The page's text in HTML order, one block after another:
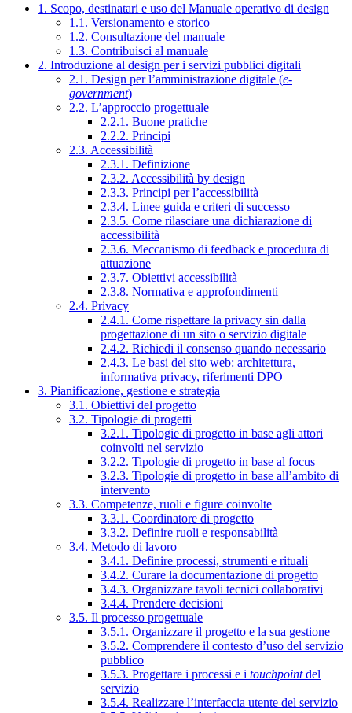
1. Scopo, destinatari e uso del Manuale operativo di design
1.1. Versionamento e storico
1.2. Consultazione del manuale
1.3. Contribuisci al manuale
2. Introduzione al design per i servizi pubblici digitali
2.1. Design per l’amministrazione digitale (e-
government)
2.2. L’approccio progettuale
2.2.1. Buone pratiche
2.2.2. Principi
2.3. Accessibilità
2.3.1. Definizione
2.3.2. Accessibilità by design
2.3.3. Principi per l’accessibilità
2.3.4. Linee guida e criteri di successo
2.3.5. Come rilasciare una dichiarazione di
accessibilità
2.3.6. Meccanismo di feedback e procedura di
attuazione
2.3.7. Obiettivi accessibilità
2.3.8. Normativa e approfondimenti
2.4. Privacy
2.4.1. Come rispettare la privacy sin dalla
progettazione di un sito o servizio digitale
2.4.2. Richiedi il consenso quando necessario
2.4.3. Le basi del sito web: architettura,
informativa privacy, riferimenti DPO
3. Pianificazione, gestione e strategia
3.1. Obiettivi del progetto
3.2. Tipologie di progetti
3.2.1. Tipologie di progetto in base agli attori
coinvolti nel servizio
3.2.2. Tipologie di progetto in base al focus
3.2.3. Tipologie di progetto in base all’ambito di
intervento
3.3. Competenze, ruoli e figure coinvolte
3.3.1. Coordinatore di progetto
3.3.2. Definire ruoli e responsabilità
3.4. Metodo di lavoro
3.4.1. Definire processi, strumenti e rituali
3.4.2. Curare la documentazione di progetto
3.4.3. Organizzare tavoli tecnici collaborativi
3.4.4. Prendere decisioni
3.5. Il processo progettuale
3.5.1. Organizzare il progetto e la sua gestione
3.5.2. Comprendere il contesto d’uso del servizio
pubblico
3.5.3. Progettare i processi e i touchpointdel
servizio
3.5.4. Realizzare l’interfaccia utente del servizio